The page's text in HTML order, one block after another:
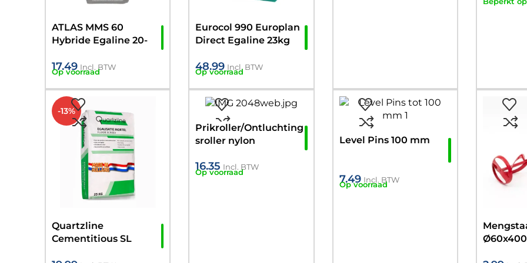
ATLAS MMS 60
Hybride Egaline 20-
17.49 Incl. BTW
Op voorraad
Eurocol 990 Europlan
Direct Egaline 23kg
48.99 Incl. BTW
Op voorraad
-13%
Quartzline
Cementitious SL
Prikroller/Ontluchting
sroller nylon
cm
16.35 Incl. BTW
Op voorraad
Level Pins 100 mm
7.49 Incl. BTW
Op voorraad